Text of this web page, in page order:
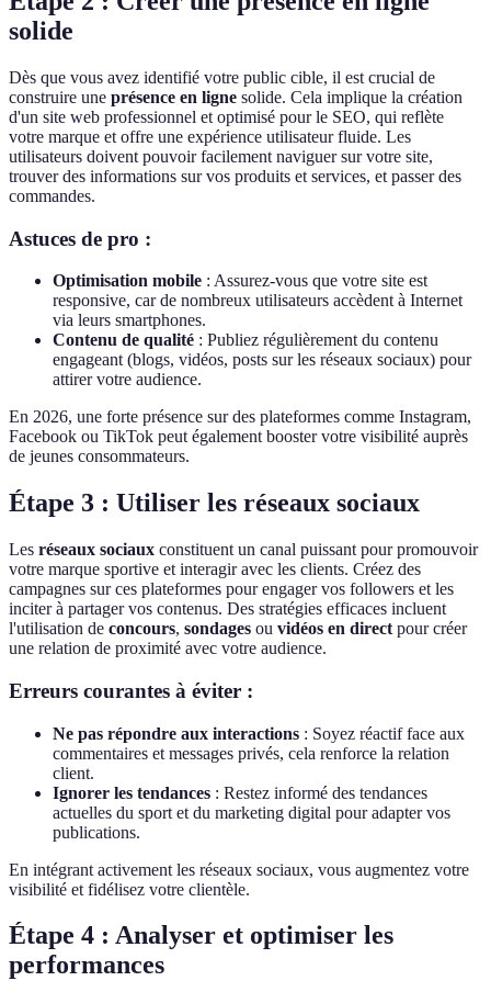
solide
Dès que vous avez identifié votre public cible, il est crucial de
construire une présence en ligne solide. Cela implique la création
d'un site web professionnel et optimisé pour le SEO, qui reflète
votre marque et offre une expérience utilisateur fluide. Les
utilisateurs doivent pouvoir facilement naviguer sur votre site,
trouver des informations sur vos produits et services, et passer des
commandes.
Astuces de pro :
Optimisation mobile : Assurez-vous que votre site est
responsive, car de nombreux utilisateurs accèdent à Internet
via leurs smartphones.
Contenu de qualité : Publiez régulièrement du contenu
engageant (blogs, vidéos, posts sur les réseaux sociaux) pour
attirer votre audience.
En 2026, une forte présence sur des plateformes comme Instagram,
Facebook ou TikTok peut également booster votre visibilité auprès
de jeunes consommateurs.
Étape 3 : Utiliser les réseaux sociaux
Les réseaux sociaux constituent un canal puissant pour promouvoir
votre marque sportive et interagir avec les clients. Créez des
campagnes sur ces plateformes pour engager vos followers et les
inciter à partager vos contenus. Des stratégies efficaces incluent
l'utilisation de concours, sondages ou vidéos en direct pour créer
une relation de proximité avec votre audience.
Erreurs courantes à éviter :
Ne pas répondre aux interactions : Soyez réactif face aux
commentaires et messages privés, cela renforce la relation
client.
Ignorer les tendances : Restez informé des tendances
actuelles du sport et du marketing digital pour adapter vos
publications.
En intégrant activement les réseaux sociaux, vous augmentez votre
visibilité et fidélisez votre clientèle.
Étape 4 : Analyser et optimiser les
performances